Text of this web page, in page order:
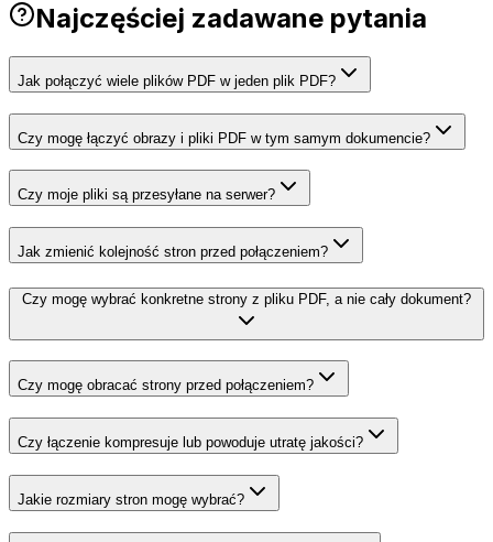
Najczęściej zadawane pytania
Jak połączyć wiele plików PDF w jeden plik PDF?
Czy mogę łączyć obrazy i pliki PDF w tym samym dokumencie?
Czy moje pliki są przesyłane na serwer?
Jak zmienić kolejność stron przed połączeniem?
Czy mogę wybrać konkretne strony z pliku PDF, a nie cały dokument?
Czy mogę obracać strony przed połączeniem?
Czy łączenie kompresuje lub powoduje utratę jakości?
Jakie rozmiary stron mogę wybrać?